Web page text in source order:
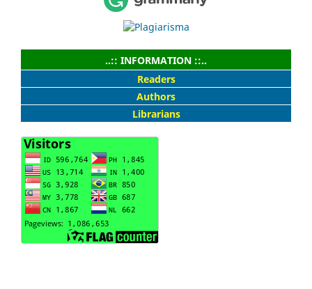
..:: INFORMATION ::..
Readers
Authors
Librarians